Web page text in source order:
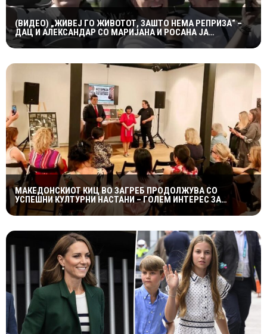
(ВИДЕО) „ЖИВЕЈ ГО ЖИВОТОТ, ЗАШТО НЕМА РЕПРИЗА“ –
ДАЦ И АЛЕКСАНДАР СО МАРИЈАНА И РОСАНА ЈА
ПРЕТСТАВИЈА „ЗАСЕКОГАШ МЛАДИ“
МАКЕДОНСКИОТ КИЦ ВО ЗАГРЕБ ПРОДОЛЖУВА СО
УСПЕШНИ КУЛТУРНИ НАСТАНИ – ГОЛЕМ ИНТЕРЕС ЗА
„ИСТОРИЈА НА МАКЕДОНСКАТА РОК МУЗИКА“